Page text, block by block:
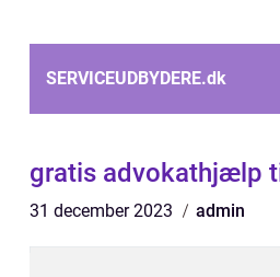
SERVICEUDBYDERE.dk
gratis advokathjælp
31 december 2023 admin